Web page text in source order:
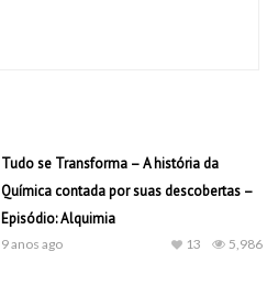
Tudo se Transforma – A história da
Química contada por suas descobertas –
Episódio: Alquimia
9 anos ago 5,986
13